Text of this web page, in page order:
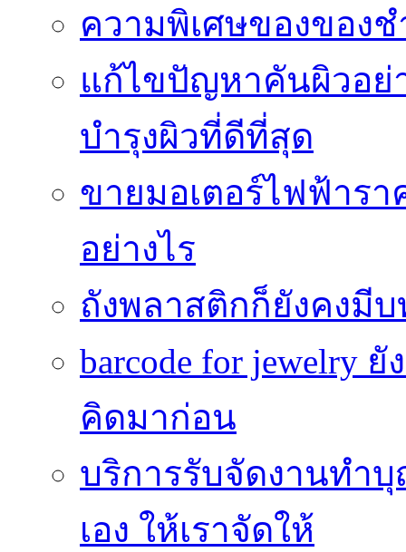
ความพิเศษของของ
แก้ไขปัญหาคันผิวอ
บำรุงผิวที่ดีที่สุด
ขายมอเตอร์ไฟฟ้าร
อย่างไร
ถังพลาสติกก็ยังคงมี
barcode for jewelry
คิดมาก่อน
บริการรับจัดงานทำ
เอง ให้เราจัดให้